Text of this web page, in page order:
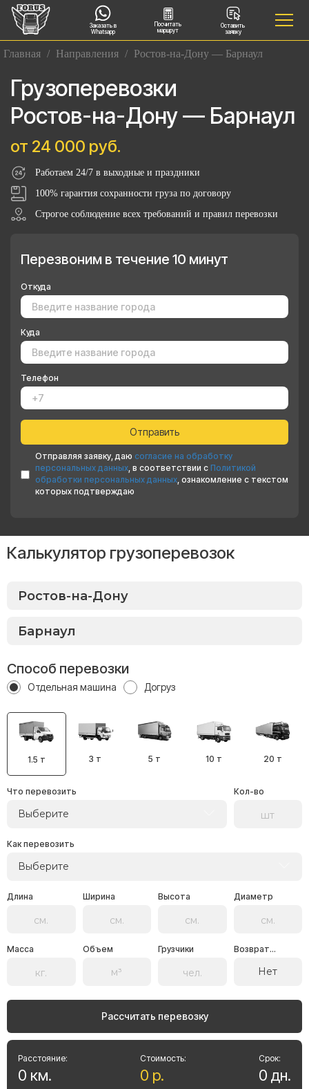
Заказать в
Whatsapp
Посчитать
маршрут
Оставить
заявку
Главная / Направления / Ростов-на-Дону — Барнаул
Грузоперевозки
Ростов-на-Дону — Барнаул
от 24 000 руб.
Работаем 24/7 в выходные и праздники
100% гарантия сохранности груза по договору
Строгое соблюдение всех требований и правил перевозки
Перезвоним в течение 10 минут
Откуда
Куда
Телефон
Отправляя заявку, даю согласие на обработку
персональных данных, в соответствии с Политикой
обработки персональных данных, ознакомление с текстом
которых подтверждаю
Калькулятор грузоперевозок
Способ перевозки
Отдельная машина Догруз
1.5 т 3 т 5 т 10 т 20 т
Что перевозить
Выберите
Кол-во
Как перевозить
Выберите
Длина Ширина Высота Диаметр
Масса Объем Грузчики Возврат...
Нет
Рассчитать перевозку
Стоимость:
0 р.
Расстояние:
0 км.
Срок:
0 дн.